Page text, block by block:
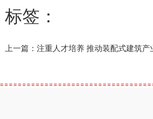
标签：
上一篇： 注重人才培养 推动装配式建筑产